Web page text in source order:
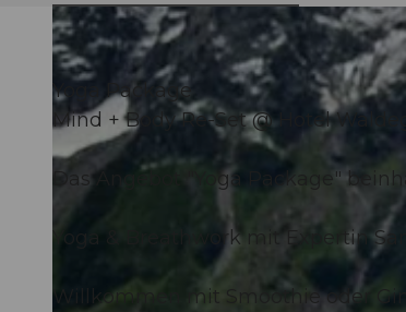
Yoga Package
Mind + Body Re-Set @ Hotel
Das Angebot "Yoga Package"
Yoga & Breathwork mit Expertin
Willkommen mit Smoothie oder